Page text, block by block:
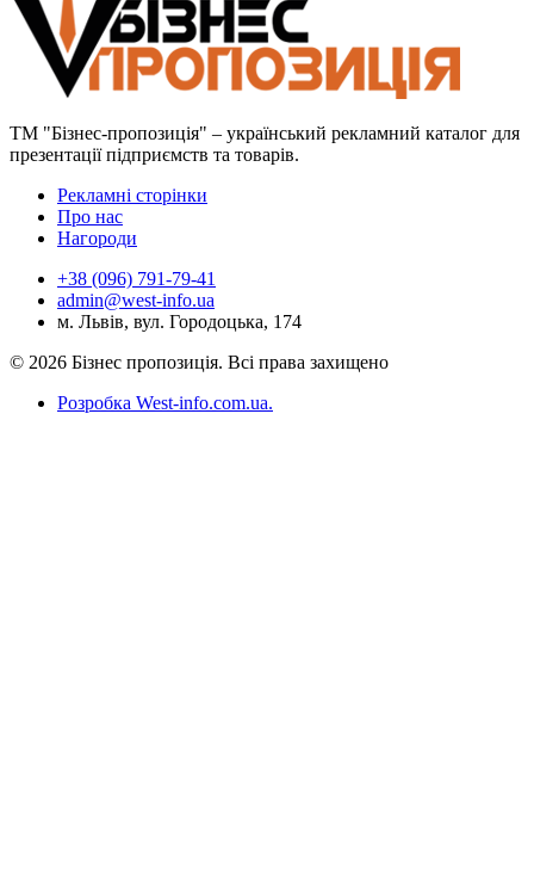
ТМ "Бізнес-пропозиція" – український рекламний каталог для
презентації підприємств та товарів.
Рекламні сторінки
Про нас
Нагороди
+38 (096) 791-79-41
admin@west-info.ua
м. Львів, вул. Городоцька, 174
© 2026 Бізнес пропозиція. Всі права захищено
Розробка West-info.com.ua.